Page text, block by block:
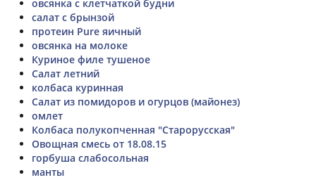
овсянка с клетчаткой будни
салат с брынзой
протеин Pure яичный
овсянка на молоке
Куриное филе тушеное
Салат летний
колбаса куринная
Салат из помидоров и огурцов (майонез)
омлет
Колбаса полукопченная "Старорусская"
Овощная смесь от 18.08.15
горбуша слабосольная
манты